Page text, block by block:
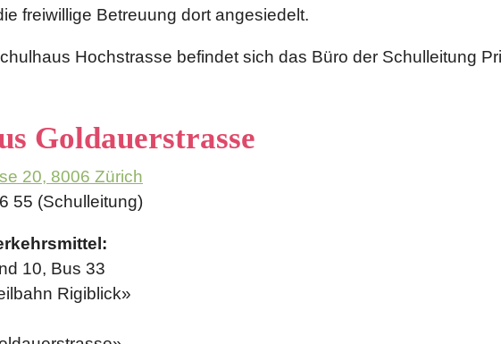
freiwillige Betreuung dort angesiedelt.
Hochstrasse befindet sich das Büro der Schulleitung
Goldauerstrasse
20, 8006 Zürich
55 (Schulleitung)
10, Bus 33
Rigiblick»